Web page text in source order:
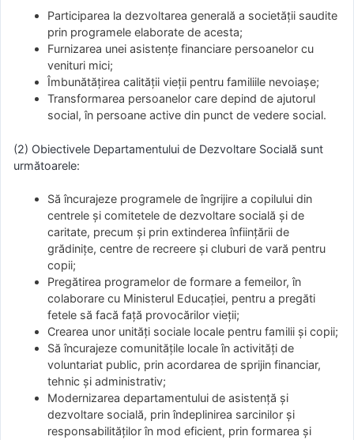
Participarea la dezvoltarea generală a societății saudite
prin programele elaborate de acesta;
Furnizarea unei asistențe financiare persoanelor cu
venituri mici;
Îmbunătățirea calității vieții pentru familiile nevoiașe;
Transformarea persoanelor care depind de ajutorul
social, în persoane active din punct de vedere social.
(2) Obiectivele Departamentului de Dezvoltare Socială sunt
următoarele:
Să încurajeze programele de îngrijire a copilului din
centrele și comitetele de dezvoltare socială și de
caritate, precum și prin extinderea înființării de
grădinițe, centre de recreere și cluburi de vară pentru
copii;
Pregătirea programelor de formare a femeilor, în
colaborare cu Ministerul Educației, pentru a pregăti
fetele să facă față provocărilor vieții;
Crearea unor unități sociale locale pentru familii și copii;
Să încurajeze comunitățile locale în activități de
voluntariat public, prin acordarea de sprijin financiar,
tehnic și administrativ;
Modernizarea departamentului de asistență și
dezvoltare socială, prin îndeplinirea sarcinilor și
responsabilităților în mod eficient, prin formarea și